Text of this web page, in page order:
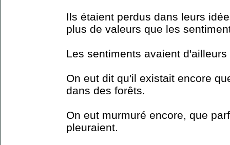
Ils étaient perdus dans leurs
plus de valeurs que les
Les sentiments avaient
On eut dit qu'il existait encore
dans des forêts.
On eut murmuré encore, que
pleuraient.